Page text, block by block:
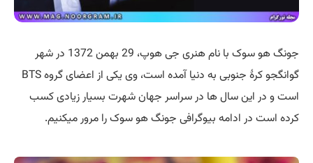
جونگ هو سوک با نام هنری جی هوپ، 29 بهمن 1372 در شهر
گوانگجو کرهٔ جنوبی به دنیا آمده است، وی یکی از اعضای گروه BTS
است و در این سال ها در سراسر جهان شهرت بسیار زیادی کسب
کرده است در ادامه بیوگرافی جونگ هو سوک را مرور میکنیم.